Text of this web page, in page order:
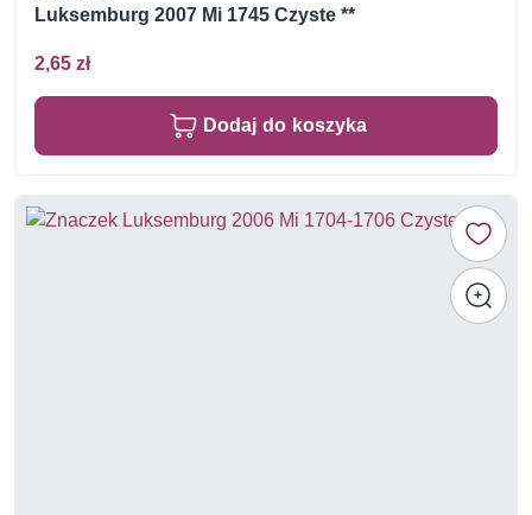
Luksemburg 2007 Mi 1745 Czyste **
2,65 zł
Dodaj do koszyka